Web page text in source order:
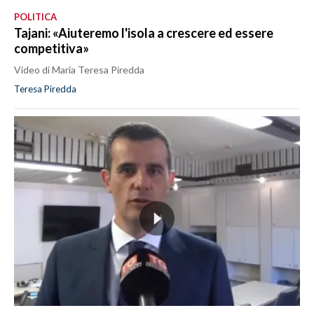
POLITICA
Tajani: «Aiuteremo l'isola a crescere ed essere
competitiva»
Video di Maria Teresa Piredda
Teresa Piredda